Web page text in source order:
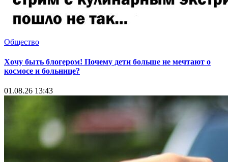
Общество
Хочу быть блогером! Почему дети больше не мечтают о
космосе и больнице?
01.08.26 13:43